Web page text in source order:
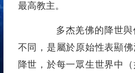
最高教主。
多杰羌佛的降世與
不同，是屬於原始性表顯
降世，於每一眾生世界中（